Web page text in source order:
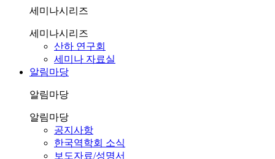
세미나시리즈
세미나시리즈
산하 연구회
세미나 자료실
알림마당
알림마당
알림마당
공지사항
한국역학회 소식
보도자료/성명서